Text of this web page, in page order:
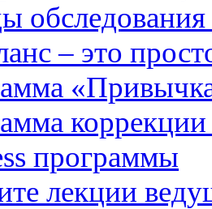
обследования
– это
коррекции
программы
лекции